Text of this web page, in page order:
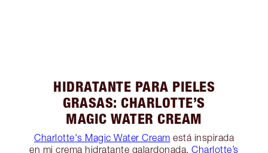
HIDRATANTE PARA PIELES
GRASAS: CHARLOTTE’S
MAGIC WATER CREAM
Charlotte's Magic Water Cream está inspirada
en mi crema hidratante galardonada,Charlotte’s